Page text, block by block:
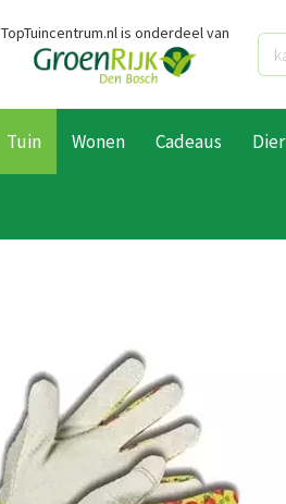
TopTuincentrum.nl is onderdeel van
Tuin Wonen Cadeaus Dier